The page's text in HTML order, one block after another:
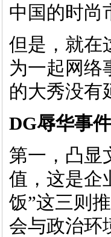
中国的时尚
但是，就在
为一起网络
的大秀没有
DG辱华事
第一，凸显
值，这是企
饭”这三则
会与政治环